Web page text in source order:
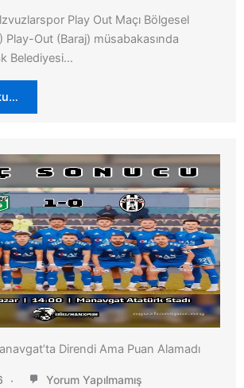
Play Out Maçı Bölgesel
Play-Out (Baraj) müsabakasında
Belediyesi…
Direndi Ama Puan Alamadı
Yorum Yapılmamış